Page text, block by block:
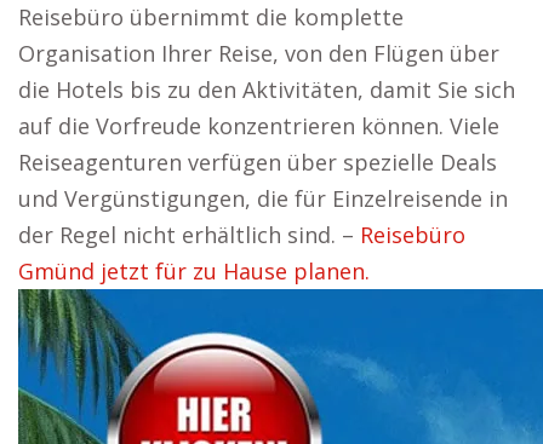
Reisebüro übernimmt die komplette
Organisation Ihrer Reise, von den Flügen über
die Hotels bis zu den Aktivitäten, damit Sie sich
auf die Vorfreude konzentrieren können. Viele
Reiseagenturen verfügen über spezielle Deals
und Vergünstigungen, die für Einzelreisende in
der Regel nicht erhältlich sind. – Reisebüro
Gmünd jetzt für zu Hause planen.